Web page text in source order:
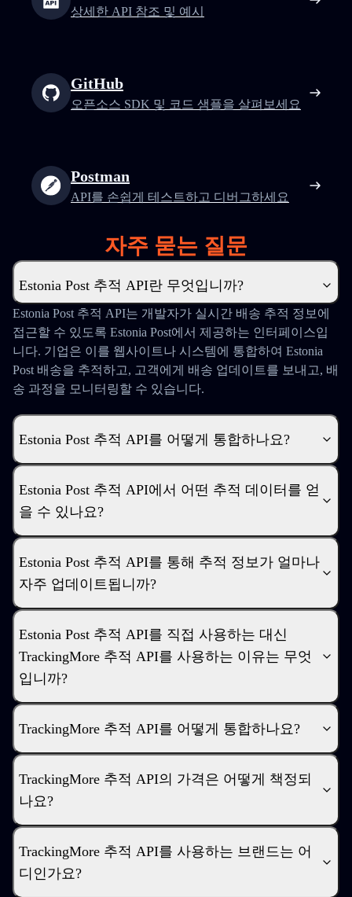
상세한 API 참조 및 예시
GitHub
오픈소스 SDK 및 코드 샘플을 살펴보세요
Postman
API를 손쉽게 테스트하고 디버그하세요
자주 묻는 질문
Estonia Post 추적 API란 무엇입니까?
Estonia Post 추적 API는 개발자가 실시간 배송 추적 정보에
접근할 수 있도록 Estonia Post에서 제공하는 인터페이스입
니다. 기업은 이를 웹사이트나 시스템에 통합하여 Estonia
Post 배송을 추적하고, 고객에게 배송 업데이트를 보내고, 배
송 과정을 모니터링할 수 있습니다.
Estonia Post 추적 API를 어떻게 통합하나요?
Estonia Post 추적 API에서 어떤 추적 데이터를 얻
을 수 있나요?
Estonia Post 추적 API를 통해 추적 정보가 얼마나
자주 업데이트됩니까?
Estonia Post 추적 API를 직접 사용하는 대신
TrackingMore 추적 API를 사용하는 이유는 무엇
입니까?
TrackingMore 추적 API를 어떻게 통합하나요?
TrackingMore 추적 API의 가격은 어떻게 책정되
나요?
TrackingMore 추적 API를 사용하는 브랜드는 어
디인가요?